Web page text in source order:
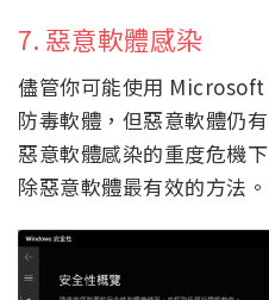
7. 惡意軟體感染
儘管你可能使用
防毒軟體，但惡意軟體仍
惡意軟體感染的重度危機
除惡意軟體最有效的方法。